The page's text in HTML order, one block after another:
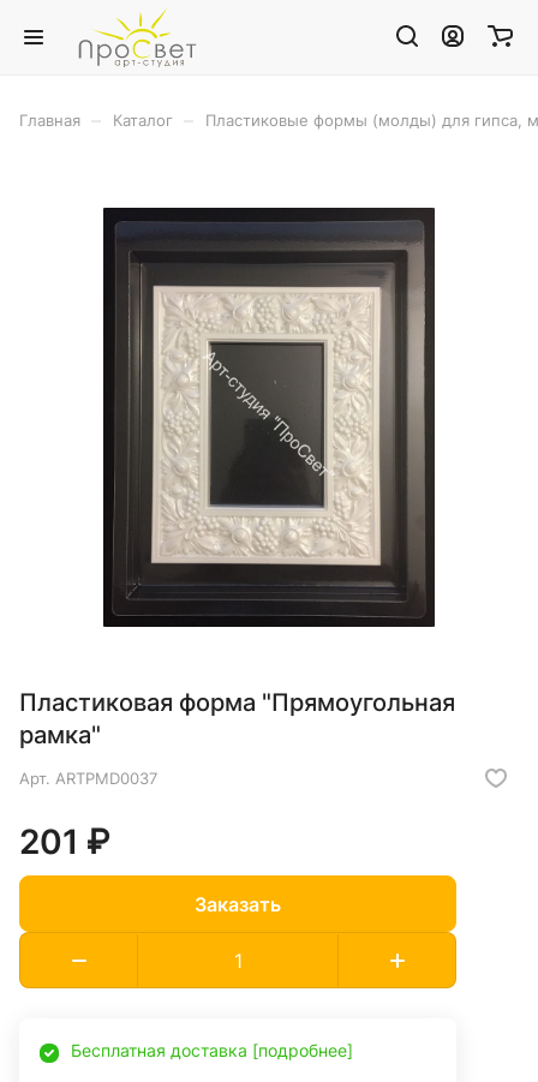
Главная Каталог Пластиковые формы (молды) для гипса,
Пластиковая форма "Прямоугольная
рамка"
Арт. ARTPMD0037
201 ₽
Заказать
Бесплатная доставка [подробнее]